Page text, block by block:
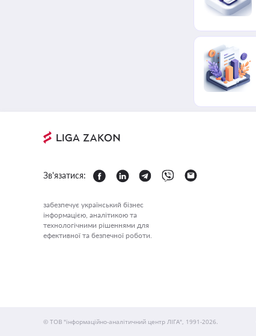
Зв'язатися:
забезпечує український бізнес
інформацією, аналітикою та
технологічними рішеннями для
ефективної та безпечної роботи.
© ТОВ "інформаційно-аналітичний центр ЛІГА", 1991-2026.